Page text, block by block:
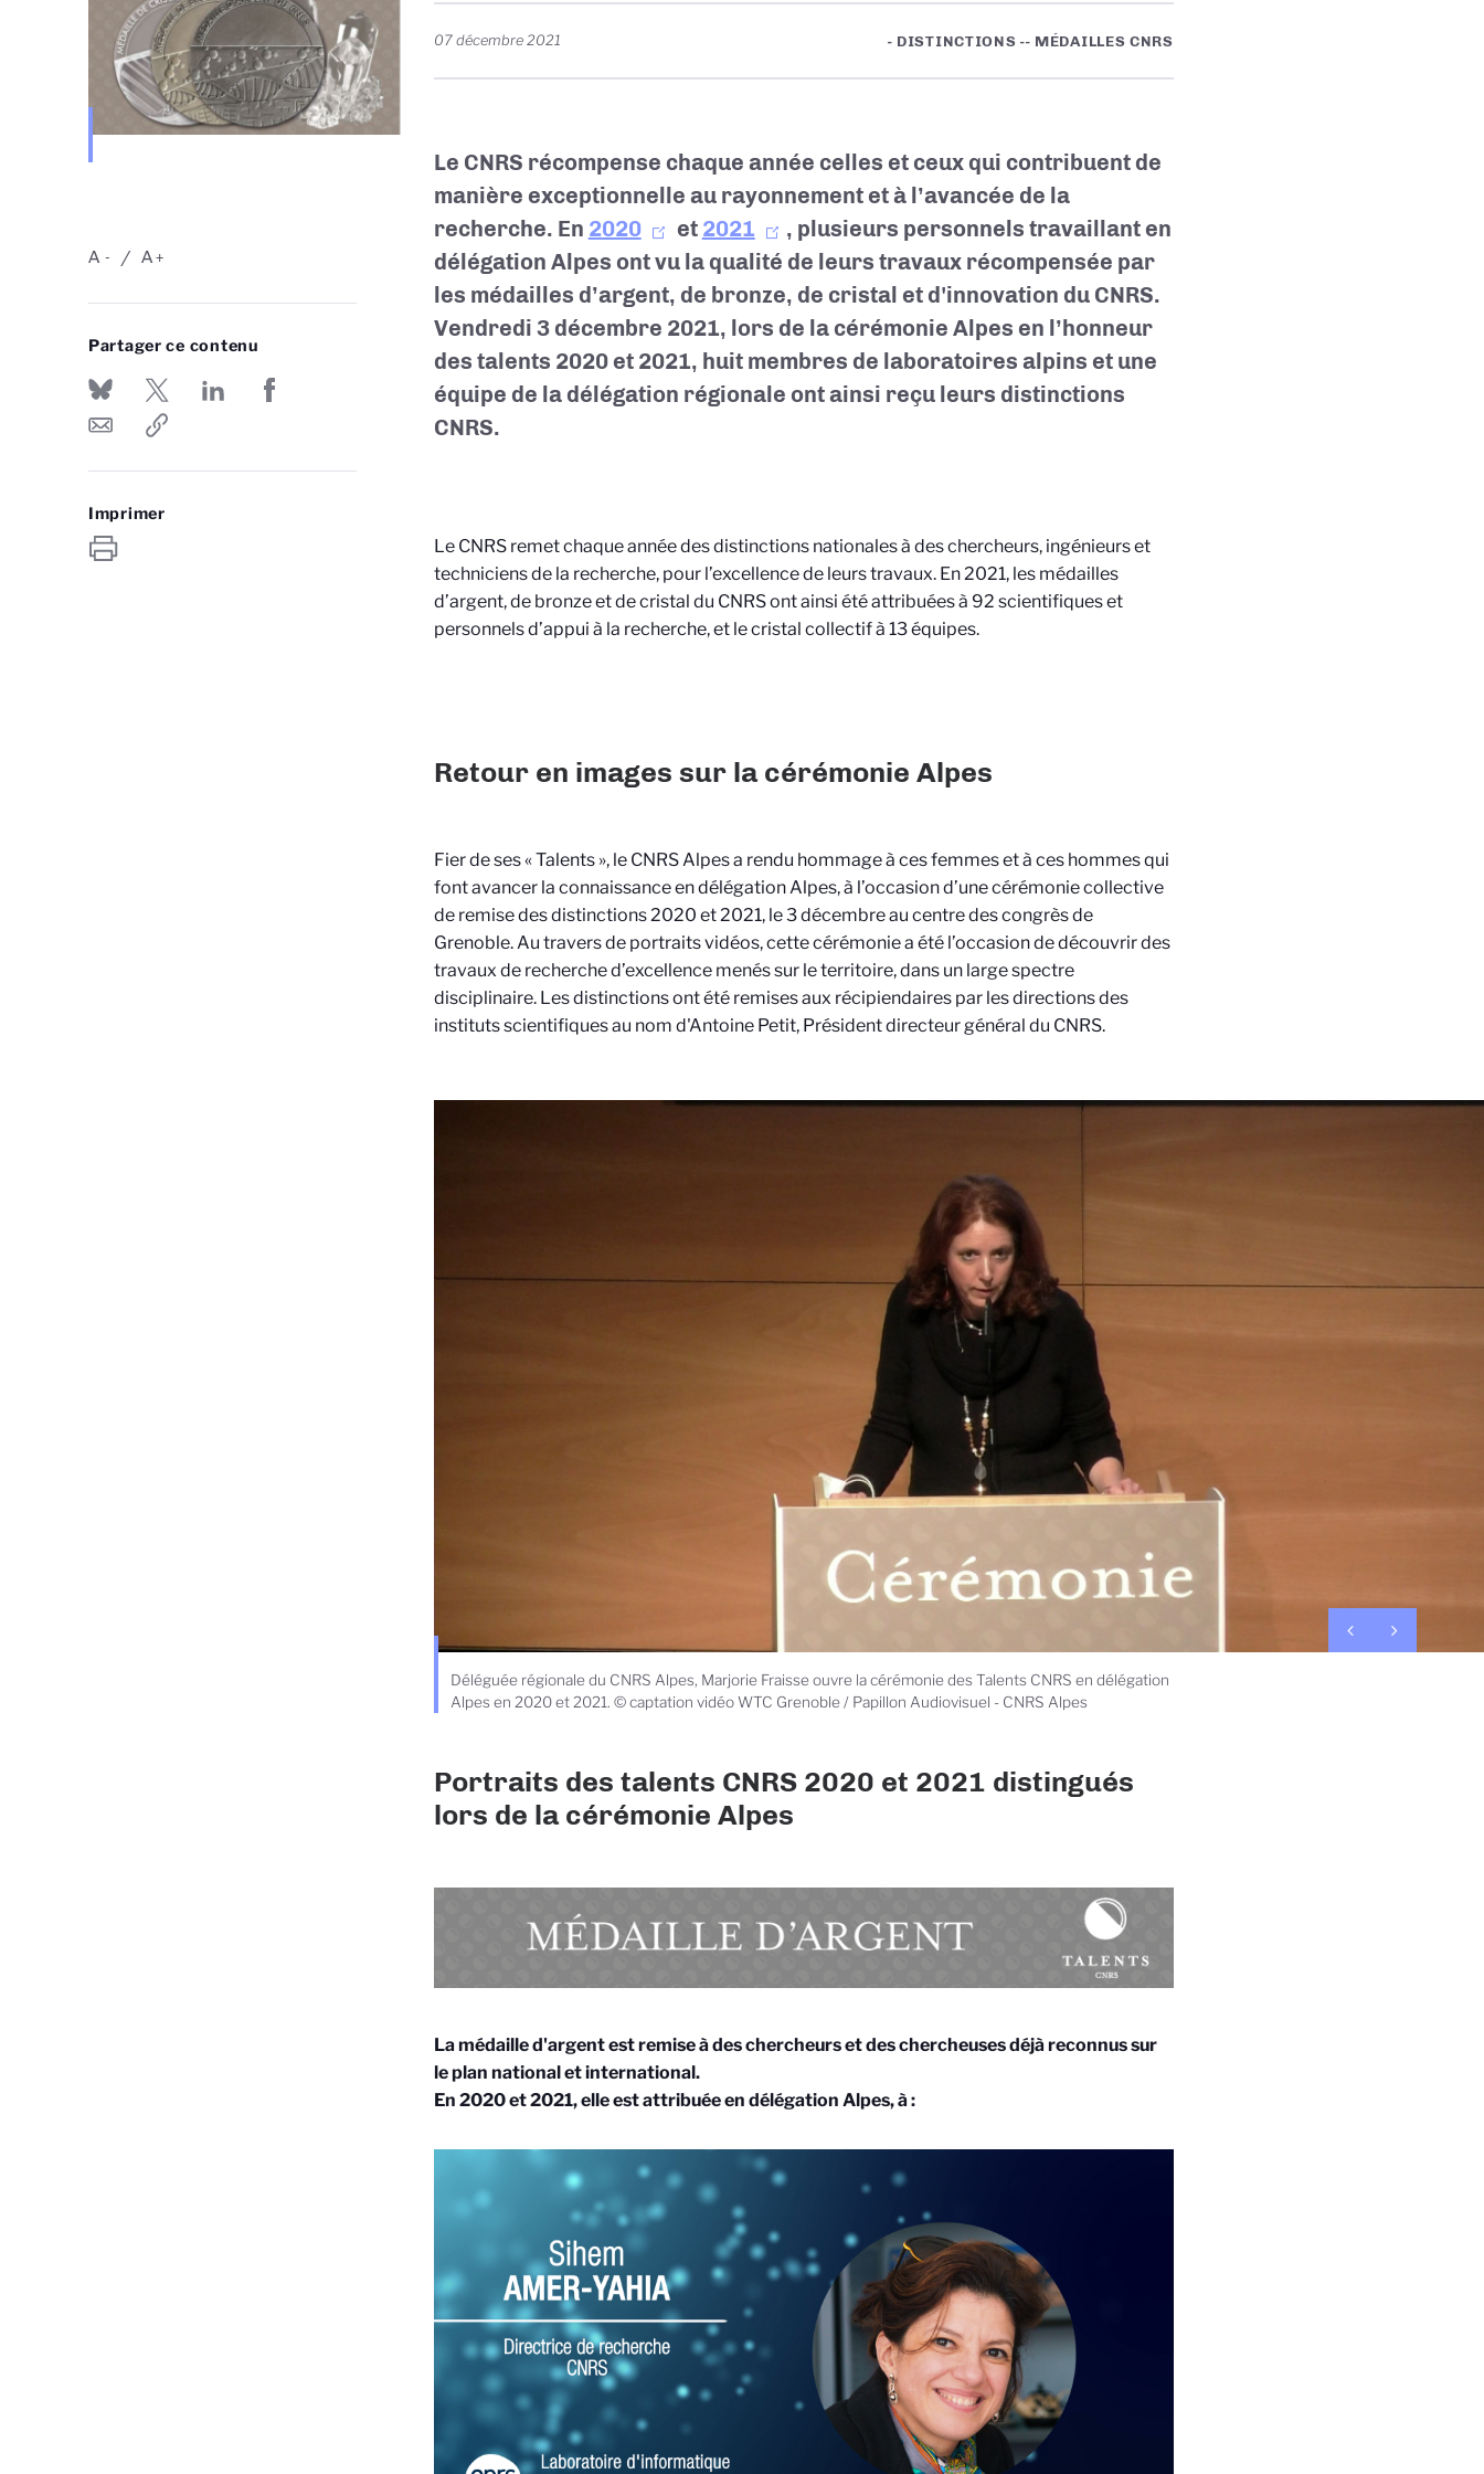
-
A +
A
Partager ce contenu
Imprimer
07 décembre 2021 - DISTINCTIONS -- MÉDAILLES CNRS
Le CNRS récompense chaque année celles et ceux qui contribuent de
manière exceptionnelle au rayonnement et à l’avancée de la
recherche. En 2020 et 2021
, plusieurs personnels travaillant en
délégation Alpes ont vu la qualité de leurs travaux récompensée par
les médailles d’argent, de bronze, de cristal et d'innovation du CNRS.
Vendredi 3 décembre 2021, lors de la cérémonie Alpes en l’honneur
des talents 2020 et 2021, huit membres de laboratoires alpins et une
équipe de la délégation régionale ont ainsi reçu leurs distinctions
CNRS.
Le CNRS remet chaque année des distinctions nationales à des chercheurs, ingénieurs et
techniciens de la recherche, pour l’excellence de leurs travaux. En 2021, les médailles
d’argent, de bronze et de cristal du CNRS ont ainsi été attribuées à 92 scientifiques et
personnels d’appui à la recherche, et le cristal collectif à 13 équipes.
Retour en images sur la cérémonie Alpes
Fier de ses « Talents », le CNRS Alpes a rendu hommage à ces femmes et à ces hommes qui
font avancer la connaissance en délégation Alpes, à l’occasion d’une cérémonie collective
de remise des distinctions 2020 et 2021, le 3 décembre au centre des congrès de
Grenoble. Au travers de portraits vidéos, cette cérémonie a été l’occasion de découvrir des
travaux de recherche d’excellence menés sur le territoire, dans un large spectre
disciplinaire. Les distinctions ont été remises aux récipiendaires par les directions des
instituts scientifiques au nom d'Antoine Petit, Président directeur général du CNRS.
Déléguée régionale du CNRS Alpes, Marjorie Fraisse ouvre la cérémonie des Talents CNRS en délégation
Alpes en 2020 et 2021. © captation vidéo WTC Grenoble / Papillon Audiovisuel - CNRS Alpes
Portraits des talents CNRS 2020 et 2021 distingués
lors de la cérémonie Alpes
La médaille d'argent est remise à des chercheurs et des chercheuses déjà reconnus sur
le plan national et international.
En 2020 et 2021, elle est attribuée en délégation Alpes, à :